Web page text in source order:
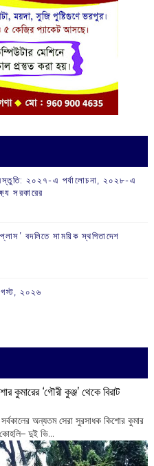
২০২৭-এ পর্যালোচনা, ২০২৮-এ
সরকারের
বদলিতে সাময়িক স্থগিতাদেশ
২০২৬
কুমারের ‘গৌরী কুঞ্জ’ থেকে বিরাট
অন্যতম সেরা সুরসাধক কিশোর কুমার
‌দুই ভি...